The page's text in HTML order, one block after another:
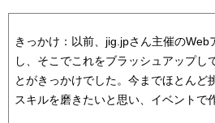
きっかけ：以前、jig.jpさん主催の
し、そこでこれをブラッシュアップし
とがきっかけでした。今までほとんど
スキルを磨きたいと思い、イベントで